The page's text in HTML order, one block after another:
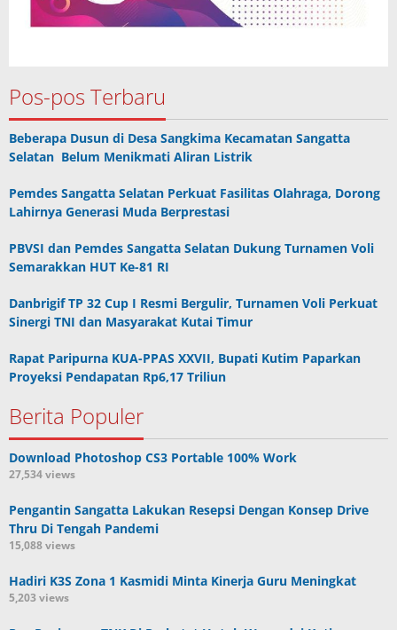
Pos-pos Terbaru
Beberapa Dusun di Desa Sangkima Kecamatan Sangatta
Selatan Belum Menikmati Aliran Listrik
Pemdes Sangatta Selatan Perkuat Fasilitas Olahraga, Dorong
Lahirnya Generasi Muda Berprestasi
PBVSI dan Pemdes Sangatta Selatan Dukung Turnamen Voli
Semarakkan HUT Ke-81 RI
Danbrigif TP 32 Cup I Resmi Bergulir, Turnamen Voli Perkuat
Sinergi TNI dan Masyarakat Kutai Timur
Rapat Paripurna KUA-PPAS XXVII, Bupati Kutim Paparkan
Proyeksi Pendapatan Rp6,17 Triliun
Berita Populer
Download Photoshop CS3 Portable 100% Work
27,534 views
Pengantin Sangatta Lakukan Resepsi Dengan Konsep Drive
Thru Di Tengah Pandemi
15,088 views
Hadiri K3S Zona 1 Kasmidi Minta Kinerja Guru Meningkat
5,203 views